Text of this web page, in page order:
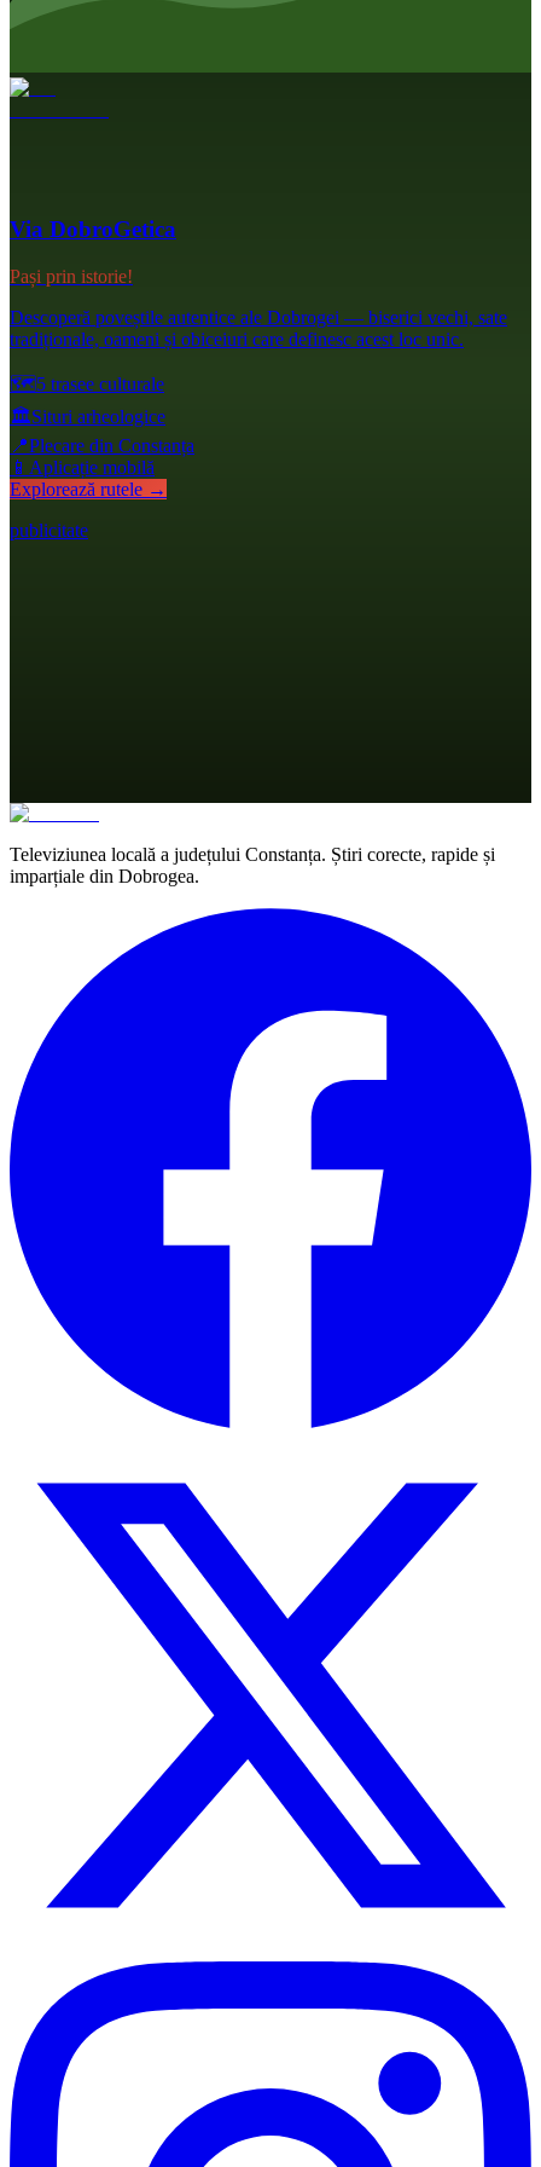
Via DobroGetica
Pași prin istorie!
Descoperă poveștile autentice ale Dobrogei — biserici vechi, sate
tradiționale, oameni și obiceiuri care definesc acest loc unic.
🗺️5 trasee culturale
🏛️Situri arheologice
📍Plecare din Constanța
📱 Aplicație mobilă
Explorează rutele →
publicitate
Televiziunea locală a județului Constanța. Știri corecte, rapide și
imparțiale din Dobrogea.